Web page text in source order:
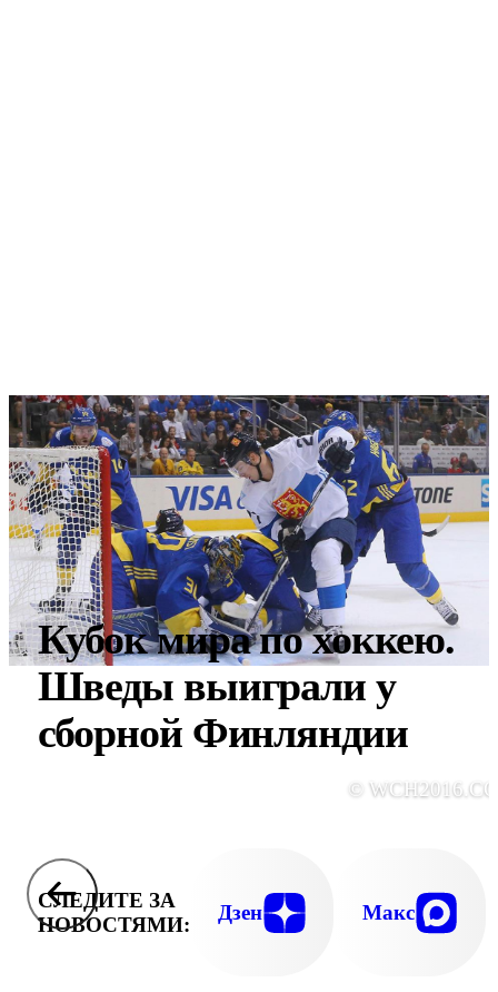
Кубок мира по хоккею.
Шведы выиграли у
сборной Финляндии
©
СЛЕДИТЕ ЗА
НОВОСТЯМИ:
Дзен Макс